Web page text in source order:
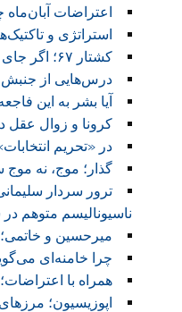
اعتراضات
استراتژی و
کشتار ۶۷؛ اگر جای میرحسین بودم!
درس‌هایی از جنبش
آیا بشر به این
کرونا و زوال عقل
در «تحریم
گذار؛ موج، نه موج
ترور سردار
ناسیونالیسم متوهم
میرحسین و خاتمی؛
چرا خامنه‌ای
همراه با
اپوزیسیون؛